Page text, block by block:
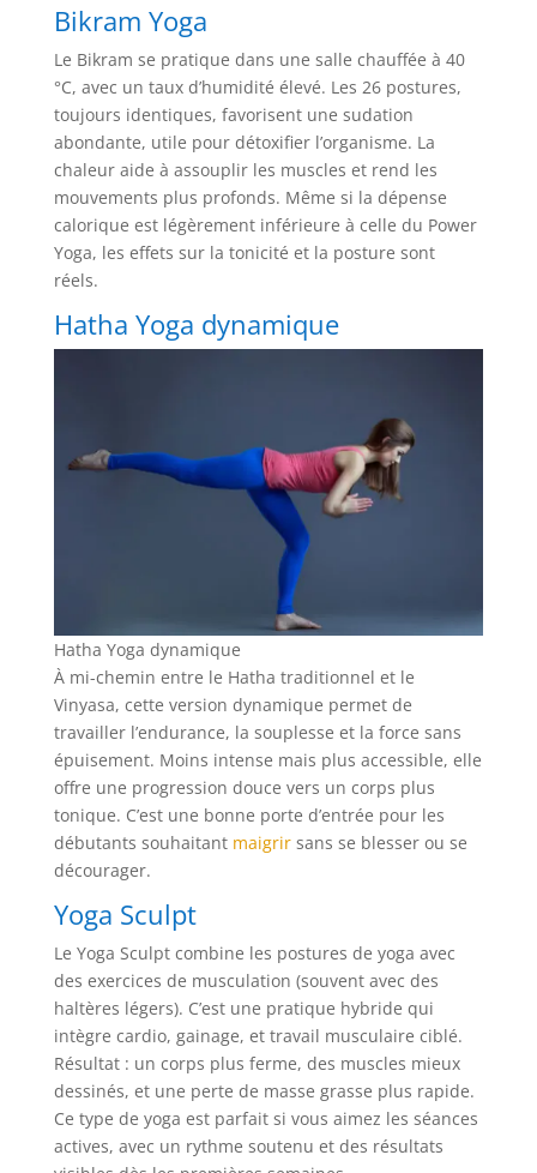
Bikram Yoga
Le Bikram se pratique dans une salle chauffée à 40
°C, avec un taux d’humidité élevé. Les 26 postures,
toujours identiques, favorisent une sudation
abondante, utile pour détoxifier l’organisme. La
chaleur aide à assouplir les muscles et rend les
mouvements plus profonds. Même si la dépense
calorique est légèrement inférieure à celle du Power
Yoga, les effets sur la tonicité et la posture sont
réels.
Hatha Yoga dynamique
Hatha Yoga dynamique
À mi-chemin entre le Hatha traditionnel et le
Vinyasa, cette version dynamique permet de
travailler l’endurance, la souplesse et la force sans
épuisement. Moins intense mais plus accessible, elle
offre une progression douce vers un corps plus
tonique. C’est une bonne porte d’entrée pour les
débutants souhaitant maigrirsans se blesser ou se
décourager.
Yoga Sculpt
Le Yoga Sculpt combine les postures de yoga avec
des exercices de musculation (souvent avec des
haltères légers). C’est une pratique hybride qui
intègre cardio, gainage, et travail musculaire ciblé.
Résultat : un corps plus ferme, des muscles mieux
dessinés, et une perte de masse grasse plus rapide.
Ce type de yoga est parfait si vous aimez les séances
actives, avec un rythme soutenu et des résultats